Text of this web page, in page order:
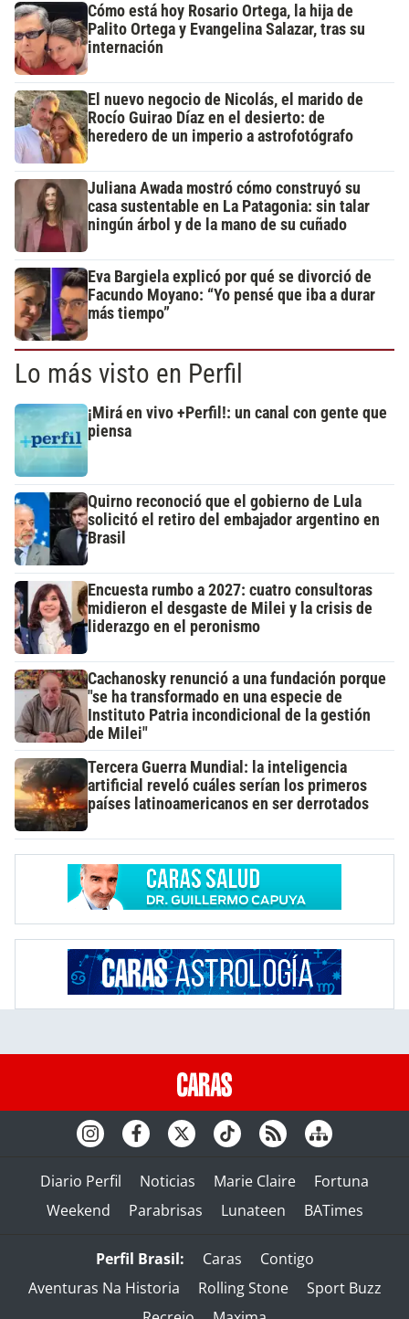
Cómo está hoy Rosario Ortega, la hija de
Palito Ortega y Evangelina Salazar, tras su
internación
El nuevo negocio de Nicolás, el marido de
Rocío Guirao Díaz en el desierto: de
heredero de un imperio a astrofotógrafo
Juliana Awada mostró cómo construyó su
casa sustentable en La Patagonia: sin talar
ningún árbol y de la mano de su cuñado
Eva Bargiela explicó por qué se divorció de
Facundo Moyano: “Yo pensé que iba a durar
más tiempo”
Lo más visto en Perfil
¡Mirá en vivo +Perfil!: un canal con gente que
piensa
Quirno reconoció que el gobierno de Lula
solicitó el retiro del embajador argentino en
Brasil
Encuesta rumbo a 2027: cuatro consultoras
midieron el desgaste de Milei y la crisis de
liderazgo en el peronismo
Cachanosky renunció a una fundación porque
"se ha transformado en una especie de
Instituto Patria incondicional de la gestión
de Milei"
Tercera Guerra Mundial: la inteligencia
artificial reveló cuáles serían los primeros
países latinoamericanos en ser derrotados
Diario Perfil Noticias Marie Claire
Fortuna
Weekend
Parabrisas Lunateen BATimes
Perfil Brasil: Caras
Contigo
Aventuras Na Historia
Rolling Stone
Sport Buzz